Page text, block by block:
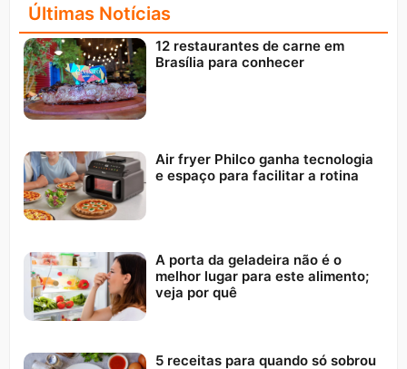
Últimas Notícias
12 restaurantes de carne em
Brasília para conhecer
Air fryer Philco ganha tecnologia
e espaço para facilitar a rotina
A porta da geladeira não é o
melhor lugar para este alimento;
veja por quê
5 receitas para quando só sobrou